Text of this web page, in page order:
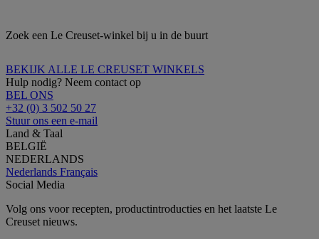
Zoek een Le Creuset-winkel bij u in de buurt
BEKIJK ALLE LE CREUSET WINKELS
Hulp nodig? Neem contact op
BEL ONS
+32 (0) 3 502 50 27
Stuur ons een e-mail
Land & Taal
BELGIË
NEDERLANDS
Nederlands Français
Social Media
Volg ons voor recepten, productintroducties en het laatste Le
Creuset nieuws.